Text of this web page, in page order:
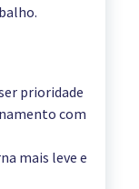
prioridade
com
mais leve e